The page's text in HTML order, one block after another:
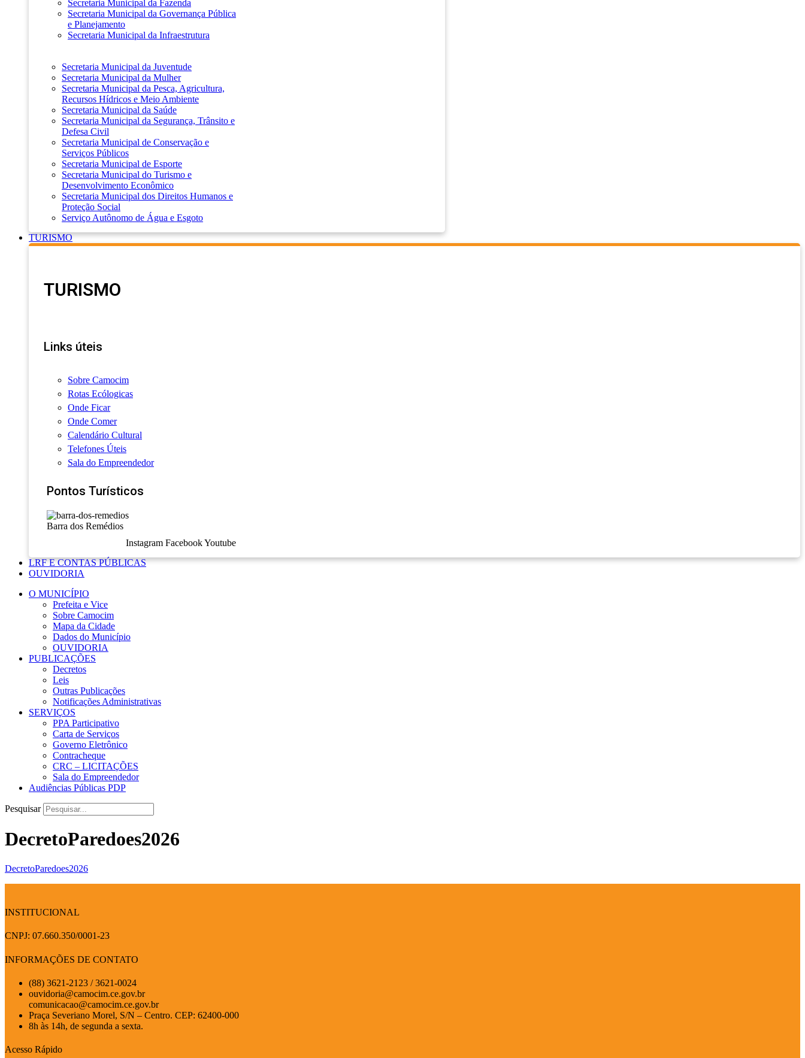
Secretaria Municipal da Fazenda
Secretaria Municipal da Governança Pública
e Planejamento
Secretaria Municipal da Infraestrutura
Secretaria Municipal da Juventude
Secretaria Municipal da Mulher
Secretaria Municipal da Pesca, Agricultura,
Recursos Hídricos e Meio Ambiente
Secretaria Municipal da Saúde
Secretaria Municipal da Segurança, Trânsito e
Defesa Civil
Secretaria Municipal de Conservação e
Serviços Públicos
Secretaria Municipal de Esporte
Secretaria Municipal do Turismo e
Desenvolvimento Econômico
Secretaria Municipal dos Direitos Humanos e
Proteção Social
Serviço Autônomo de Água e Esgoto
TURISMO
TURISMO
Links úteis
Sobre Camocim
Rotas Ecólogicas
Onde Ficar
Onde Comer
Calendário Cultural
Telefones Úteis
Sala do Empreendedor
Pontos Turísticos
Barra dos Remédios
Instagram FacebookYoutube
LRF E CONTAS PÚBLICAS
OUVIDORIA
O MUNICÍPIO
Prefeita e Vice
Sobre Camocim
Mapa da Cidade
Dados do Município
OUVIDORIA
PUBLICAÇÕES
Decretos
Leis
Outras Publicações
Notificações Administrativas
SERVIÇOS
PPA Participativo
Carta de Serviços
Governo Eletrônico
Contracheque
CRC – LICITAÇÕES
Sala do Empreendedor
Audiências Públicas PDP
Pesquisar
DecretoParedoes2026
DecretoParedoes2026
INSTITUCIONAL
CNPJ: 07.660.350/0001-23
INFORMAÇÕES DE CONTATO
(88) 3621-2123 / 3621-0024
ouvidoria@camocim.ce.gov.br
comunicacao@camocim.ce.gov.br
Praça Severiano Morel, S/N – Centro. CEP: 62400-000
8h às 14h, de segunda a sexta.
Acesso Rápido